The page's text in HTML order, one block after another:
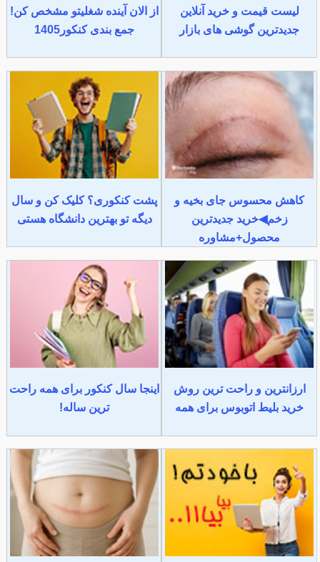
لیست قیمت و خرید آنلاین
جدیدترین گوشی های بازار
از الان آینده شغلیتو مشخص کن!
جمع بندی کنکور1405
کاهش محسوس جای بخیه و
زخم◀خرید جدیدترین
محصول+مشاوره
پشت کنکوری؟ کلیک کن و سال
دیگه تو بهترین دانشگاه هستی
ارزانترین و راحت ترین روش
خرید بلیط اتوبوس برای همه
اینجا سال کنکور برای همه راحت
ترین ساله!